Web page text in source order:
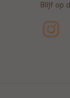
Blijf op